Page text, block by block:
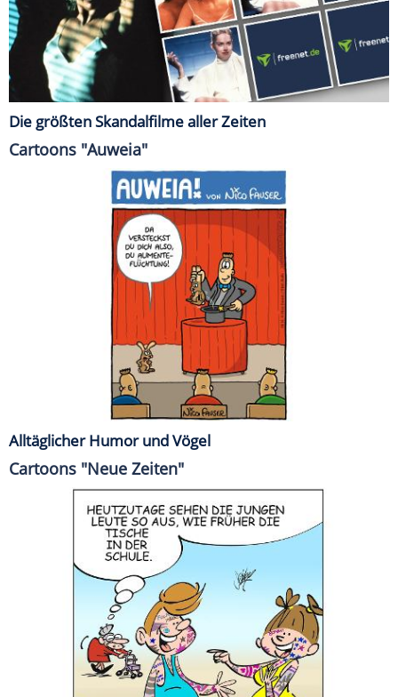
Die größten Skandalfilme aller Zeiten
Cartoons "Auweia"
Alltäglicher Humor und Vögel
Cartoons "Neue Zeiten"